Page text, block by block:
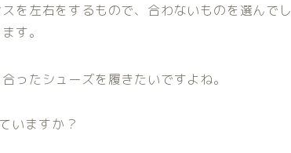
を左右をするもので、合わないものを選んでし
す。
ったシューズを履きたいですよね。
いますか？